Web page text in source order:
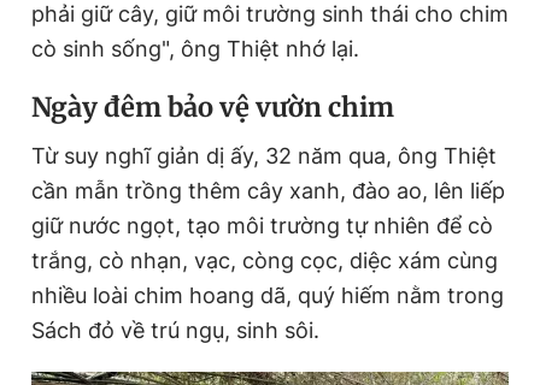
phải giữ cây, giữ môi trường sinh thái cho chim
cò sinh sống", ông Thiệt nhớ lại.
Ngày đêm bảo vệ vườn chim
Từ suy nghĩ giản dị ấy, 32 năm qua, ông Thiệt
cần mẫn trồng thêm cây xanh, đào ao, lên liếp
giữ nước ngọt, tạo môi trường tự nhiên để cò
trắng, cò nhạn, vạc, còng cọc, diệc xám cùng
nhiều loài chim hoang dã, quý hiếm nằm trong
Sách đỏ về trú ngụ, sinh sôi.